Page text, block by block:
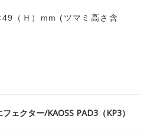
（Ｈ）mm (ツマミ高さ含
ェクター/KAOSS PAD3（KP3）